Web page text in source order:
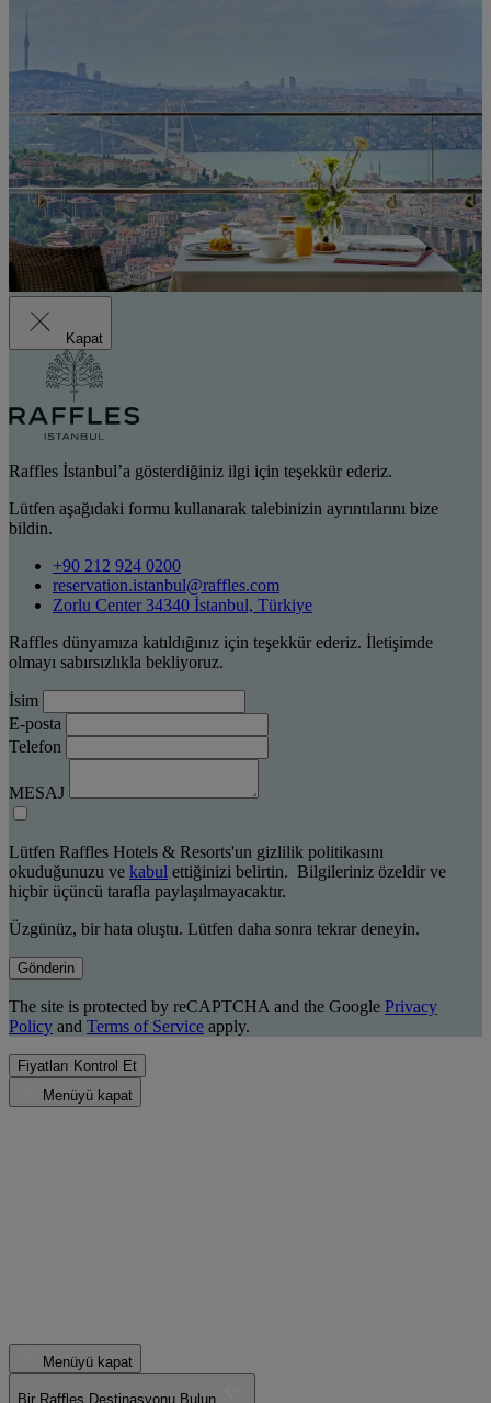
Kapat
Raffles İstanbul’a gösterdiğiniz ilgi için teşekkür ederiz.
Lütfen aşağıdaki formu kullanarak talebinizin ayrıntılarını bize
bildin.
+90 212 924 0200
reservation.istanbul@raffles.com
Zorlu Center 34340 İstanbul, Türkiye
Raffles dünyamıza katıldığınız için teşekkür ederiz. İletişimde
olmayı sabırsızlıkla bekliyoruz.
İsim
E-posta
Telefon
MESAJ
Lütfen Raffles Hotels & Resorts'un gizlilik politikasını
okuduğunuzu ve kabul ettiğinizi belirtin. Bilgileriniz özeldir ve
hiçbir üçüncü tarafla paylaşılmayacaktır.
Üzgünüz, bir hata oluştu. Lütfen daha sonra tekrar deneyin.
Gönderin
The site is protected by reCAPTCHA and the Google Privacy
Policy and Terms of Service apply.
Fiyatları Kontrol Et
Menüyü kapat
Menüyü kapat
Bir Raffles Destinasyonu Bulun